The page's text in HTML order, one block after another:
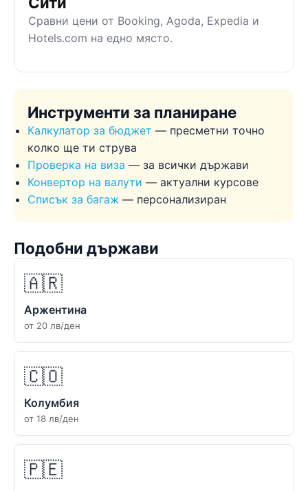
Сравни цени от Booking, Agoda, Expedia и
Hotels.com на едно място.
Инструменти за планиране
Калкулатор за бюджет — пресметни точно
колко ще ти струва
Проверка на виза — за всички държави
Конвертор на валути — актуални курсове
Списък за багаж — персонализиран
Подобни държави
🇦🇷
Аржентина
от 20 лв/ден
🇨🇴
Колумбия
от 18 лв/ден
🇵🇪